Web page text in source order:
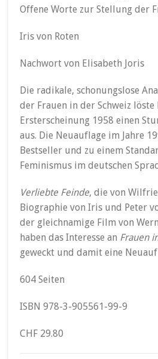
Offene Worte zur Stellung der
Iris von Roten
Nachwort von Elisabeth Joris
Die radikale, schonungslose
der Frauen in der Schweiz
Ersterscheinung 1958 einen
aus. Die Neuauflage im Jahre
Bestseller und zu einem
Feminismus im deutschen
Verliebte Feinde, die von
Biographie von Iris und Peter
der gleichnamige Film von
haben das Interesse an Frauen
geweckt und damit eine
604 Seiten
ISBN 978-3-905561-99-9
CHF 29.80